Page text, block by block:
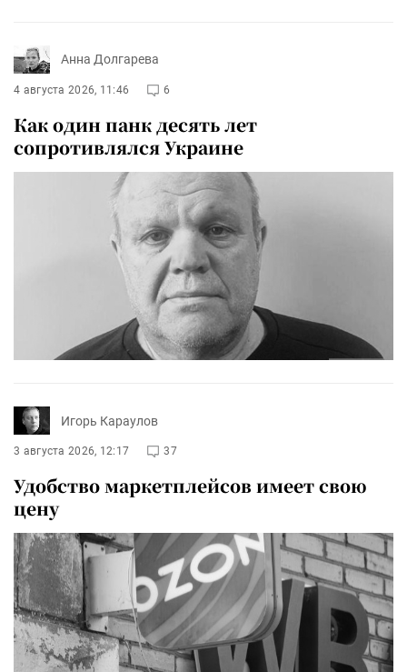
Анна Долгарева
4 августа 2026, 11:46 6
Как один панк десять лет
сопротивлялся Украине
Игорь Караулов
3 августа 2026, 12:17 37
Удобство маркетплейсов имеет свою
цену